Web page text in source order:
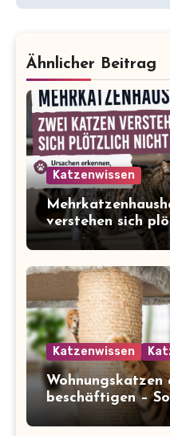
Ähnlicher Beitrag
Katzenwissen
verstehen sich
Katzenwissen
beschäftigen –
glücklich und